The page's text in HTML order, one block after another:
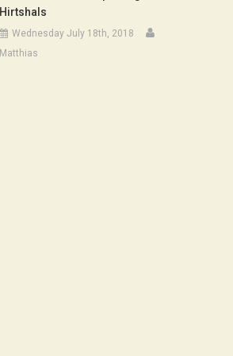
Hirtshals
Wednesday July 18th, 2018
Matthias